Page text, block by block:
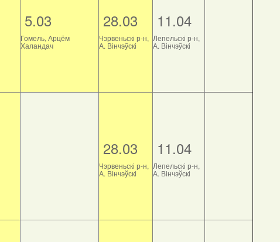
5.03
Гомель, Арцём
Халандач
28.03
Чэрвеньскі р-н,
А. Вінчэўскі
11.04
Лепельскі р-н,
А. Вінчэўскі
28.03
Чэрвеньскі р-н,
А. Вінчэўскі
11.04
Лепельскі р-н,
А. Вінчэўскі